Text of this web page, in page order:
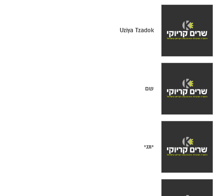
Uziya Tzadok
שם
יונני